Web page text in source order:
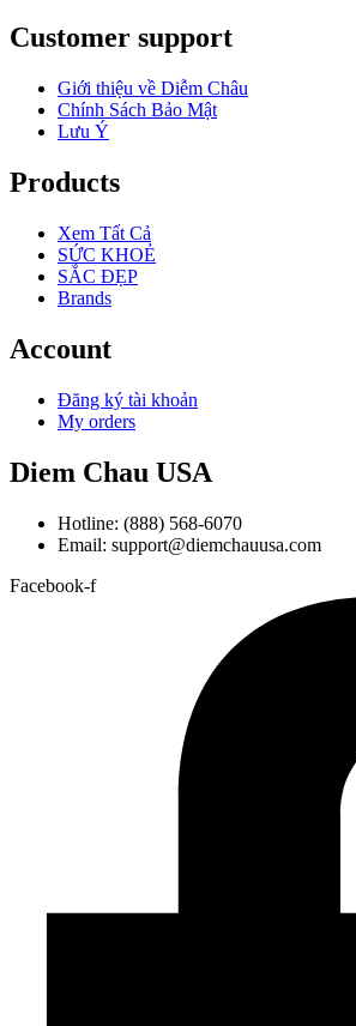
GOLD
AMPOULE
*SINGLE
51105353G
Customer support
Giới thiệu về Diễm Châu
Chính Sách Bảo Mật
Lưu Ý
Products
Xem Tất Cả
SỨC KHOẺ
SẮC ĐẸP
Brands
Account
Đăng ký tài khoản
My orders
Diem Chau USA
Hotline: (888) 568-6070
Email: support@diemchauusa.com
Facebook-f